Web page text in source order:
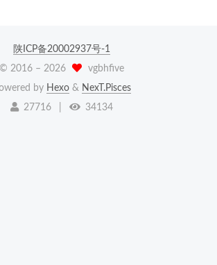
陕ICP备20002937号-1
© 2016 – 2026
vgbhfive
by Hexo& NexT.Pisces
27716
34134